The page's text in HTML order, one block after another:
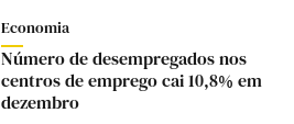
Economia
Número de desempregados nos
centros de emprego cai 10,8% em
dezembro